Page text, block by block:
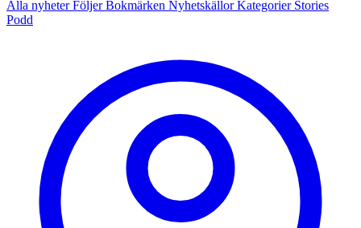
Alla nyheterFöljerBokmärken NyhetskällorKategorier Stories
Podd